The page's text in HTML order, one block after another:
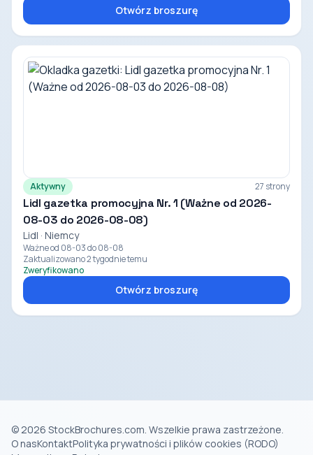
Otwórz broszurę
Aktywny 27 strony
Lidl gazetka promocyjna Nr. 1 (Ważne od 2026-
08-03 do 2026-08-08)
Lidl · Niemcy
Ważne od 08-03 do 08-08
Zaktualizowano 2 tygodnie temu
Zweryfikowano
Otwórz broszurę
© 2026 StockBrochures.com. Wszelkie prawa zastrzeżone.
O nasKontaktPolityka prywatności i plików cookies (RODO)